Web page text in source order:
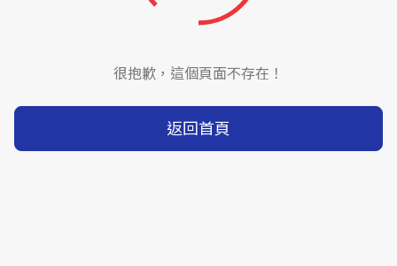
很抱歉，這個頁面不存在！
返回首頁